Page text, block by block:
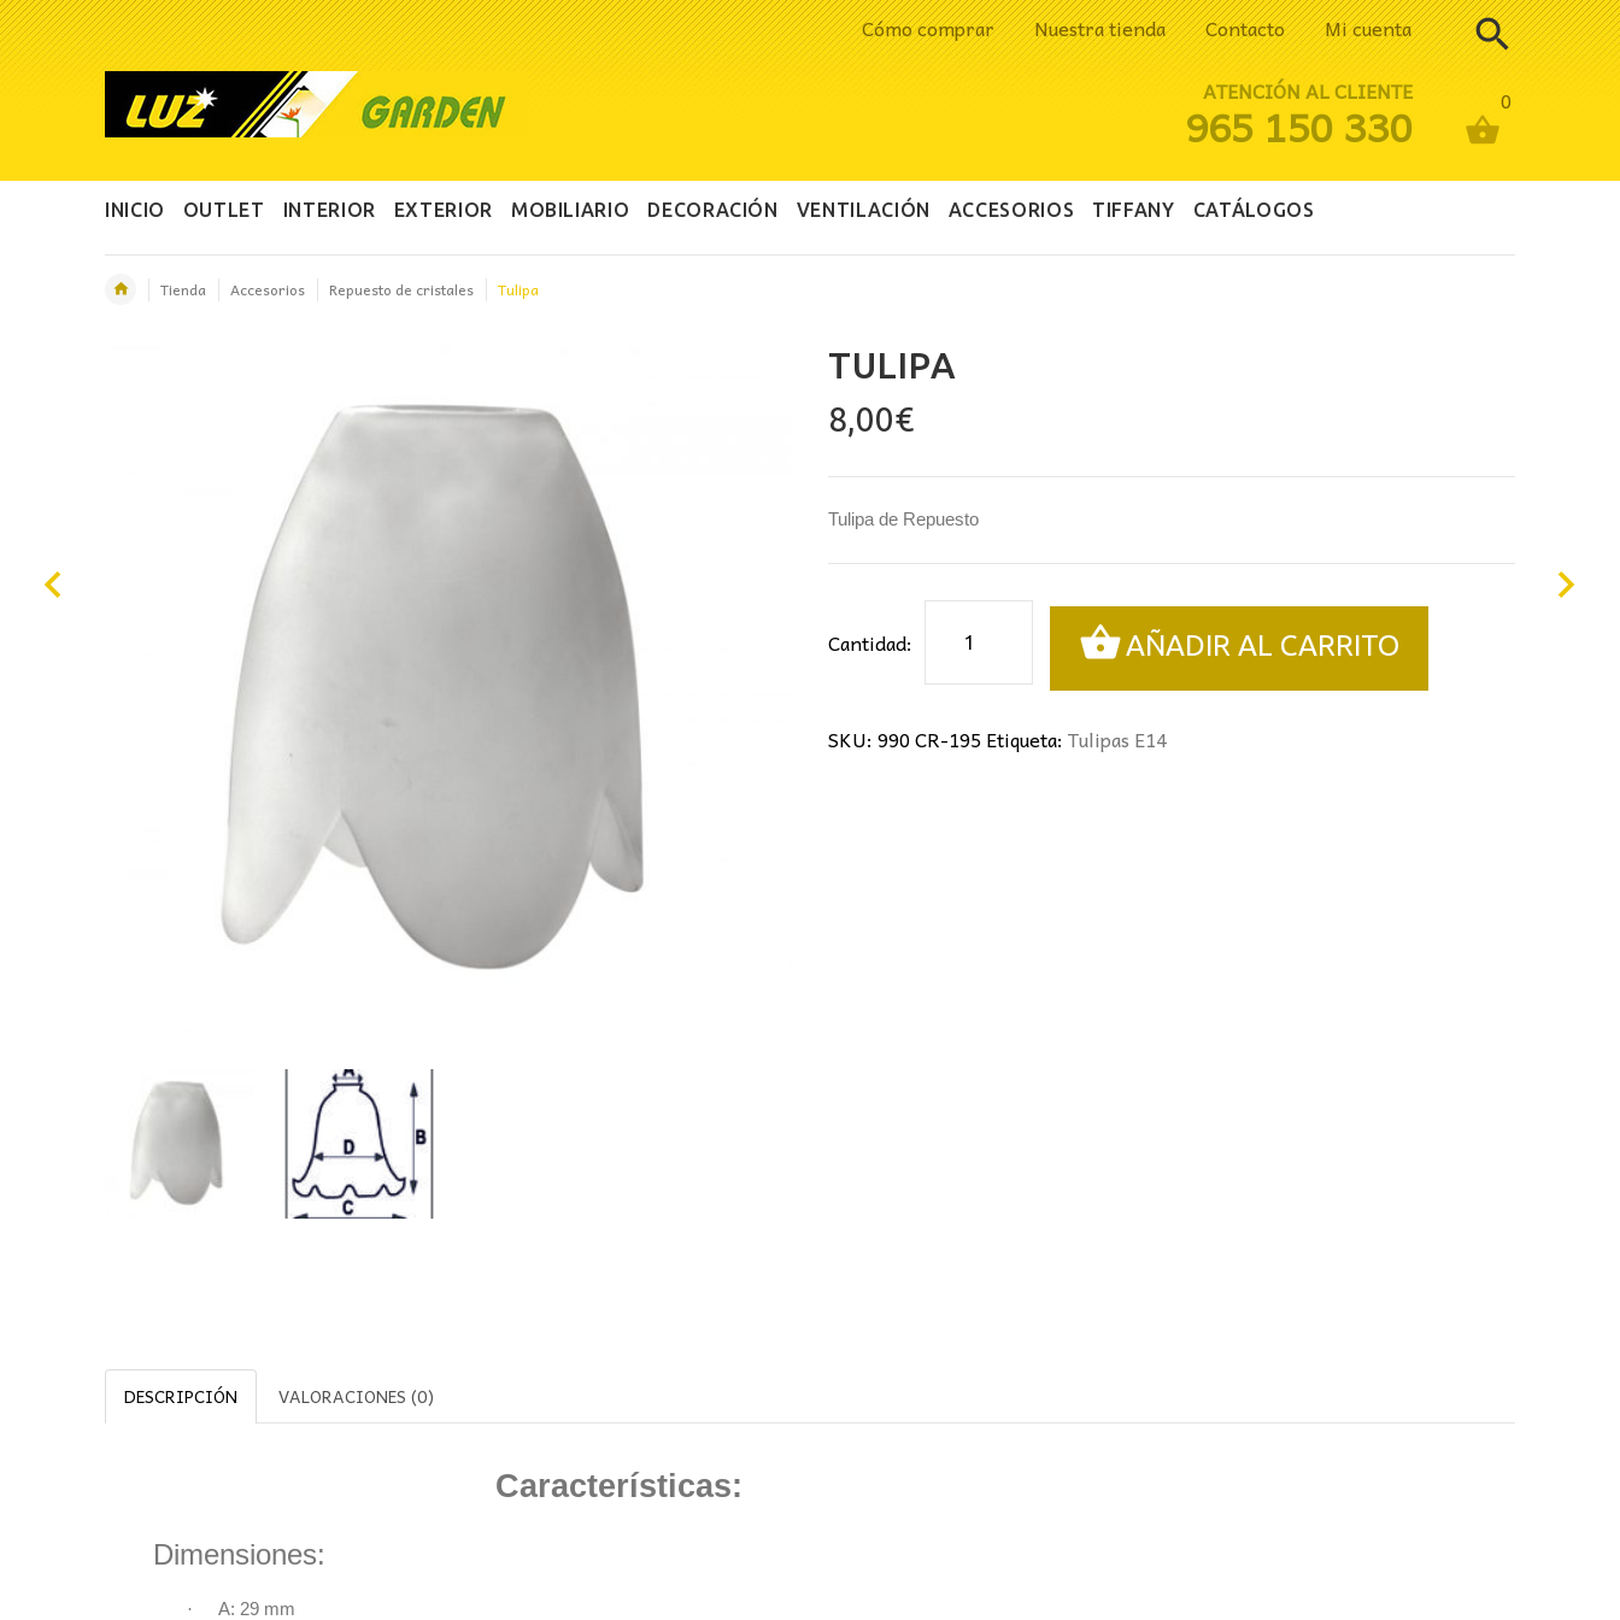
Cómo comprar Nuestra tienda Contacto Mi cuenta
0
ATENCIÓN AL CLIENTE
965 150 330
INICIO OUTLET INTERIOR EXTERIOR MOBILIARIO DECORACIÓN VENTILACIÓN ACCESORIOS TIFFANY CATÁLOGOS
Tienda Accesorios Repuesto de cristales Tulipa
TULIPA
8,00€
Tulipa de Repuesto
Cantidad:
cantidad
AÑADIR AL CARRITO
SKU: 990 CR-195 Etiqueta: Tulipas E14
DESCRIPCIÓN VALORACIONES (0)
Características:
Dimensiones:
· A: 29 mm